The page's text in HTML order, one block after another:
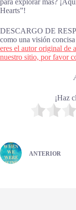
para explorar más?
Hearts”!
DESCARGO DE
como una visión
eres el autor original de
nuestro sitio, por favor
¡Haz
ANTERIOR